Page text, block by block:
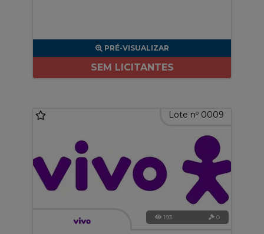
PRÉ-VISUALIZAR
SEM LICITANTES
Lote nº 0009
193 0